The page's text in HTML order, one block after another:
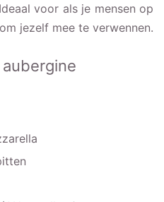
voor als je mensen op
jezelf mee te verwennen.